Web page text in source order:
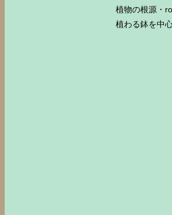
植物の根源・
植わる鉢を中